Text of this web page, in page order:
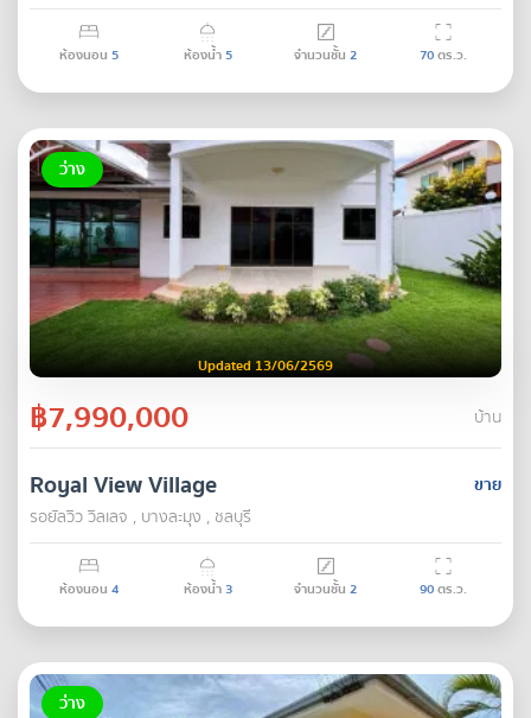
ห้องนอน 5 ห้องน้ำ5 จำนวนชั้น 2 70ตร.ว.
ว่าง
Updated 13/06/2569
฿7,990,000 บ้าน
ขาย
Royal View Village
รอยัลวิว วิลเลจ , บางละมุง , ชลบุรี
ห้องนอน 4 ห้องน้ำ3 จำนวนชั้น 2 90ตร.ว.
ว่าง